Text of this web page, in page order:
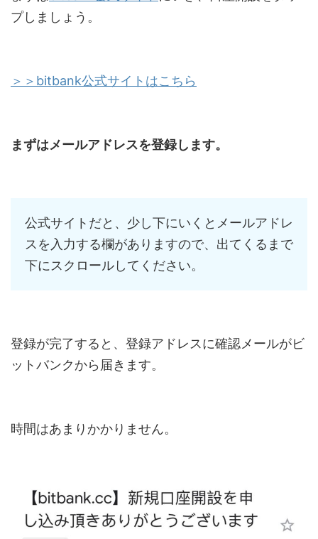
プしましょう。
＞＞bitbank公式サイトはこちら
まずはメールアドレスを登録します。
公式サイトだと、少し下にいくとメールアドレ
スを入力する欄がありますので、出てくるまで
下にスクロールしてください。
登録が完了すると、登録アドレスに確認メールがビ
ットバンクから届きます。
時間はあまりかかりません。